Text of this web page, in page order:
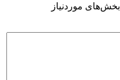
بخش‌های موردنیاز